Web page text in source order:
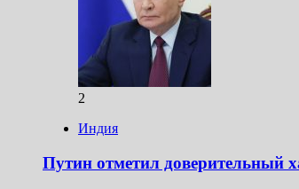
2
Индия
Путин отметил доверительный